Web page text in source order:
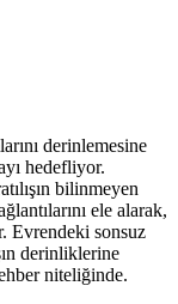
derinlemesine
hedefliyor.
bilinmeyen
ele alarak,
Evrendeki sonsuz
derinliklerine
niteliğinde.